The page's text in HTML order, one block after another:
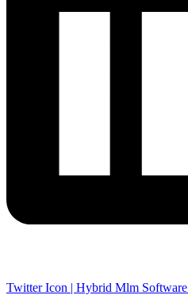
Twitter Icon | Hybrid Mlm Software